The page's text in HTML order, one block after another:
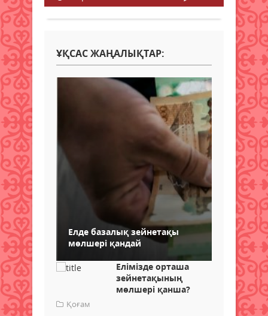
ҰҚСАС ЖАҢАЛЫҚТАР:
Елде базалық зейнетақы
мөлшері қандай
Елімізде орташа
зейнетақының
мөлшері қанша?
Қоғам